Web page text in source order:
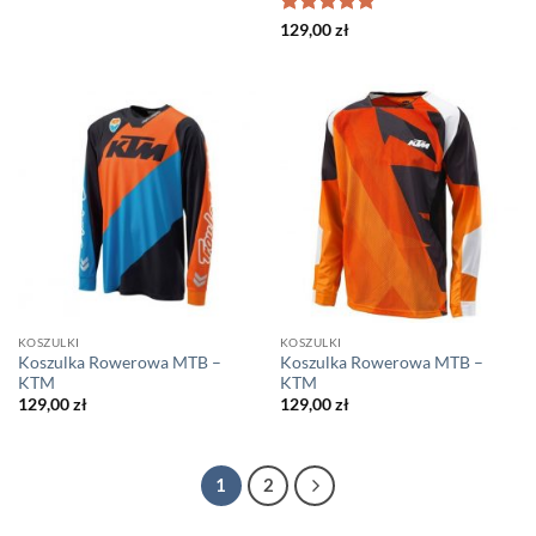
Oceniono
129,00zł
KOSZULKI
Koszulka Rowerowa MTB –
KTM
129,00zł
KOSZULKI
Koszulka Rowerowa MTB –
KTM
129,00zł
1 2